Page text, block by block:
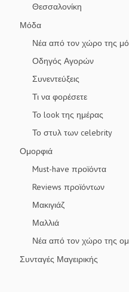
Θεσσαλονίκη
Μόδα
Νέα από τον χώρο της
Οδηγός Αγορών
Συνεντεύξεις
Τι να φορέσετε
Το look της ημέρας
Το στυλ των celebrity
Ομορφιά
Must-have προϊόντα
Reviews προϊόντων
Μακιγιάζ
Μαλλιά
Νέα από τον χώρο της
Συνταγές Μαγειρικής